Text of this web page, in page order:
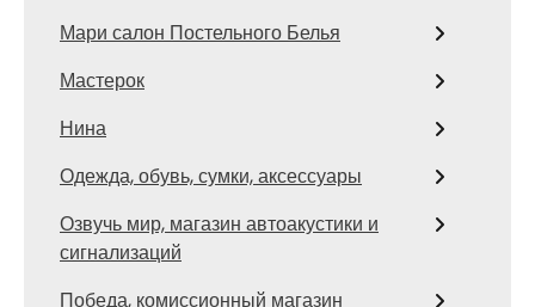
Мари салон Постельного Белья
Мастерок
Нина
Одежда, обувь, сумки, аксессуары
Озвучь мир, магазин автоакустики и
сигнализаций
Победа, комиссионный магазин